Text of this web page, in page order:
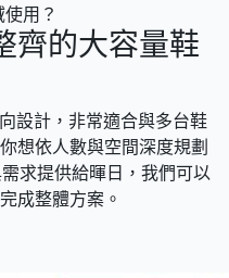
用？
齊的大容量鞋
設計，非常適合與多台鞋
想依人數與空間深度規劃
求提供給暉日，我們可以
成整體方案。